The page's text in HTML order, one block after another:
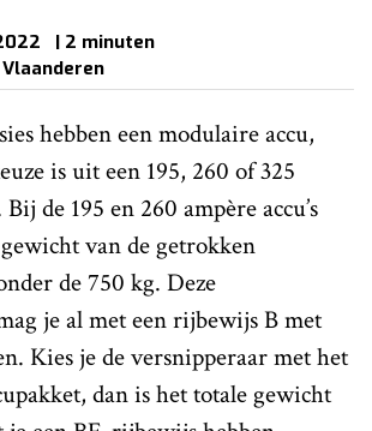
| 2 minuten
hebben een modulaire accu,
is uit een 195, 260 of 325
de 195 en 260 ampère accu’s
van de getrokken
de 750 kg. Deze
je al met een rijbewijs B met
Kies je de versnipperaar met het
dan is het totale gewicht